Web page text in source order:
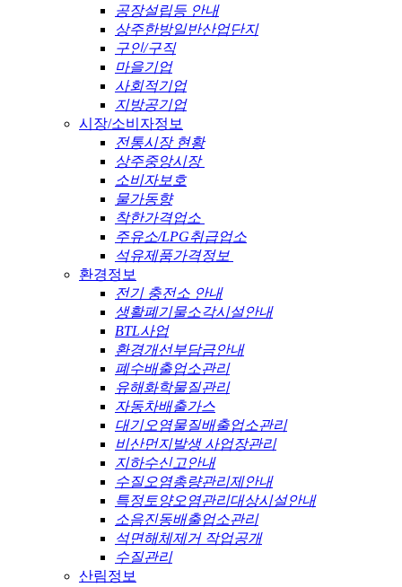
공장설립등 안내
상주한방일반산업단지
구인/구직
마을기업
사회적기업
지방공기업
시장/소비자정보
전통시장 현황
상주중앙시장
소비자보호
물가동향
착한가격업소
주유소/LPG취급업소
석유제품가격정보
환경정보
전기 충전소 안내
생활폐기물소각시설안내
BTL사업
환경개선부담금안내
폐수배출업소관리
유해화학물질관리
자동차배출가스
대기오염물질배출업소관리
비산먼지발생 사업장관리
지하수신고안내
수질오염총량관리제안내
특정토양오염관리대상시설안내
소음진동배출업소관리
석면해체제거 작업공개
수질관리
산림정보